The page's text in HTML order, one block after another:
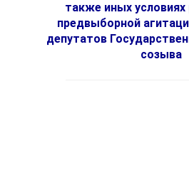
также иных
предвыборной
депутатов
созыва